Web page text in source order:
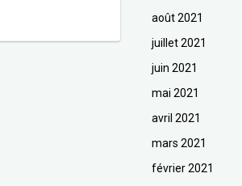
août 2021
juillet 2021
juin 2021
mai 2021
avril 2021
mars 2021
février 2021